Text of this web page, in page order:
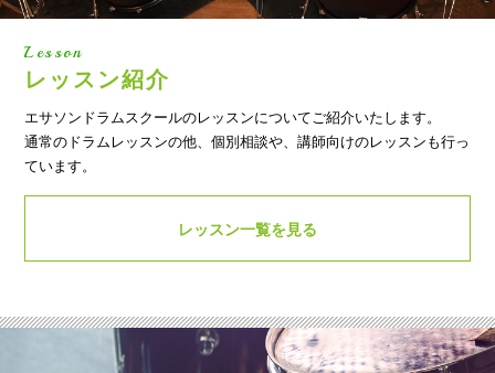
Lesson
レッスン紹介
エサソンドラムスクールのレッスンについてご紹介いたします。
通常のドラムレッスンの他、個別相談や、講師向けのレッスンも行っ
ています。
レッスン一覧を見る